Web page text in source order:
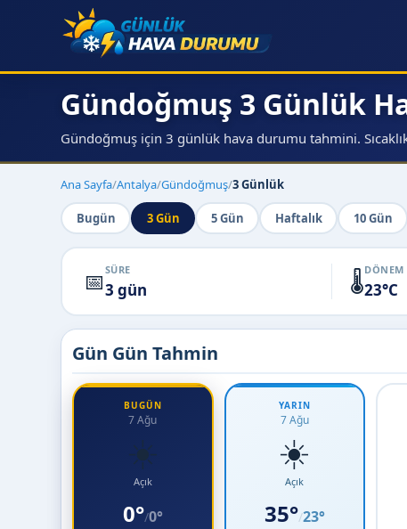
Gündoğmuş 3 Günlük
Gündoğmuş için 3 günlük hava durumu tahmini.
Ana Sayfa/Antalya/Gündoğmuş/3 Günlük
Bugün 3 Gün 5 Gün Haftalık 10 Gün
📅 SÜRE
3 gün 🌡️DÖNEM
23°C
Gün Gün Tahmin
BUGÜN
7 Ağu
☀️
Açık
0°/0°
YARIN
7 Ağu
☀️
Açık
35°/23°